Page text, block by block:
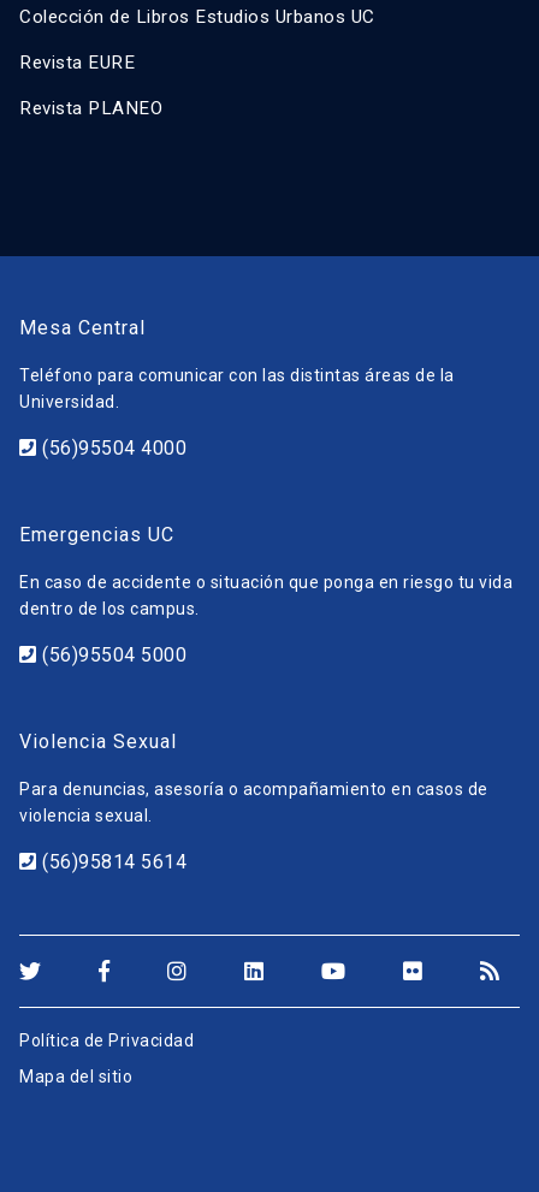
Colección de Libros Estudios Urbanos UC
Revista EURE
Revista PLANEO
Mesa Central
Teléfono para comunicar con las distintas áreas de la
Universidad.
(56)95504 4000
Emergencias UC
En caso de accidente o situación que ponga en riesgo tu vida
dentro de los campus.
(56)95504 5000
Violencia Sexual
Para denuncias, asesoría o acompañamiento en casos de
violencia sexual.
(56)95814 5614
Política de Privacidad
Mapa del sitio